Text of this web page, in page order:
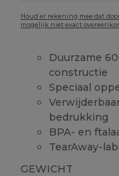
Houd er rekening mee dat
mogelijk niet exact
Duurzame
constructie
Speciaal
bedrukking
BPA- en
TearAway-
GEWICHT